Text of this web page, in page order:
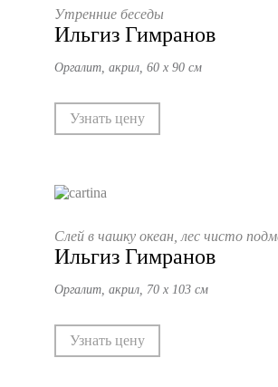
Утренние беседы
Ильгиз Гимранов
Оргалит, акрил, 60 х 90 см
Узнать цену
Слей в чашку океан, лес чисто
Ильгиз Гимранов
Оргалит, акрил, 70 х 103 см
Узнать цену